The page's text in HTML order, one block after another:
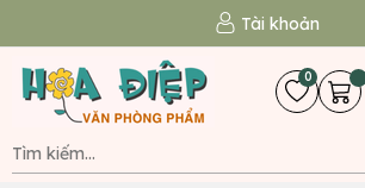
Tài khoản
0